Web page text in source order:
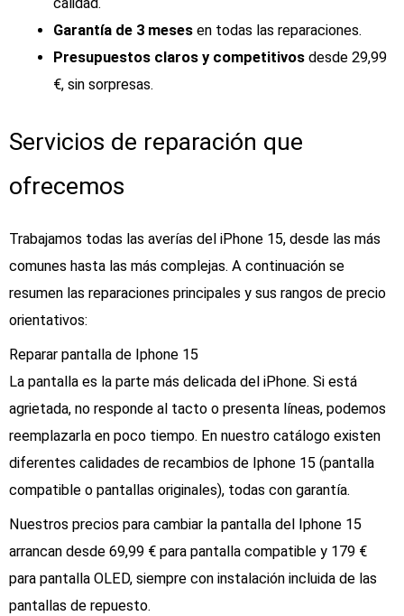
Garantía de 3 meses en todas las reparaciones.
Presupuestos claros y competitivos desde 29,99
€, sin sorpresas.
Servicios de reparación que
ofrecemos
Trabajamos todas las averías del iPhone 15, desde las más
comunes hasta las más complejas. A continuación se
resumen las reparaciones principales y sus rangos de precio
orientativos:
Reparar pantalla de Iphone 15
La pantalla es la parte más delicada del iPhone. Si está
agrietada, no responde al tacto o presenta líneas, podemos
reemplazarla en poco tiempo. En nuestro catálogo existen
diferentes calidades de recambios de Iphone 15 (pantalla
compatible o pantallas originales), todas con garantía.
Nuestros precios para cambiar la pantalla del Iphone 15
arrancan desde 69,99 € para pantalla compatible y 179 €
para pantalla OLED, siempre con instalación incluida de las
pantallas de repuesto.